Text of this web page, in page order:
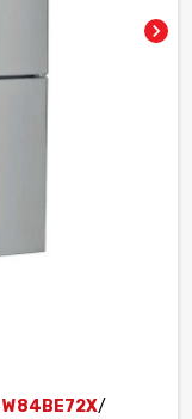
chevron_right
W84BE72X/